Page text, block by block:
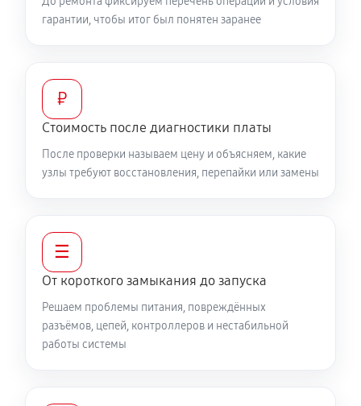
гарантии, чтобы итог был понятен заранее
₽
Стоимость после диагностики платы
После проверки называем цену и объясняем, какие
узлы требуют восстановления, перепайки или замены
☰
От короткого замыкания до запуска
Решаем проблемы питания, повреждённых
разъёмов, цепей, контроллеров и нестабильной
работы системы